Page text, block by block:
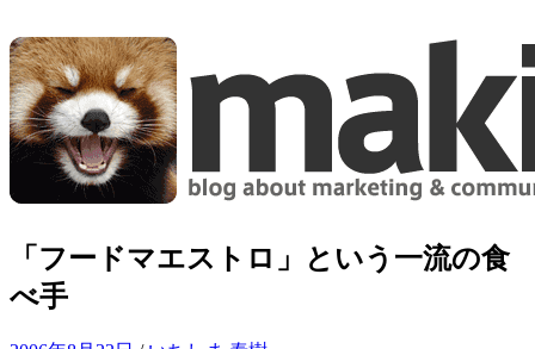
コ
ン
テ
ン
ツ
キ
プ「フードマエストロ」という一流の食
べ手